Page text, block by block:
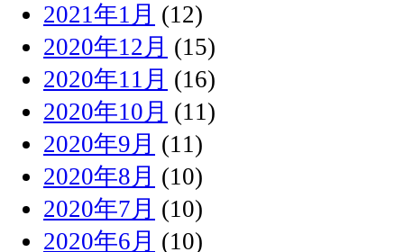
2021年1月 (12)
2020年12月 (15)
2020年11月 (16)
2020年10月 (11)
2020年9月 (11)
2020年8月 (10)
2020年7月 (10)
2020年6月 (10)